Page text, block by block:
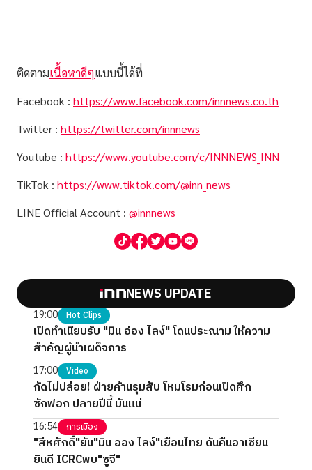
ติดตามเนื้อหาดีๆแบบนี้ได้ที่
Facebook : https://www.facebook.com/innnews.co.th
Twitter : https://twitter.com/innnews
Youtube : https://www.youtube.com/c/INNNEWS_INN
TikTok : https://www.tiktok.com/@inn_news
LINE Official Account : @innnews
NEWS UPDATE
19:00 Hot Clips
เปิดทำเนียบรับ "มิน อ่อง ไลง์" โดนประณาม ให้ความ
สำคัญผู้นำเผด็จการ
17:00 Video
กัดไม่ปล่อย! ฝ่ายค้านรุมสับ โหมโรมก่อนเปิดศึก
ซักฟอก ปลายปีนี้ มันแน่
16:54 การเมือง
"สีหศักดิ์"ยัน"มิน ออง ไลง์"เยือนไทย ดันคืนอาเซียน
ยินดี ICRCพบ"ซูจี"